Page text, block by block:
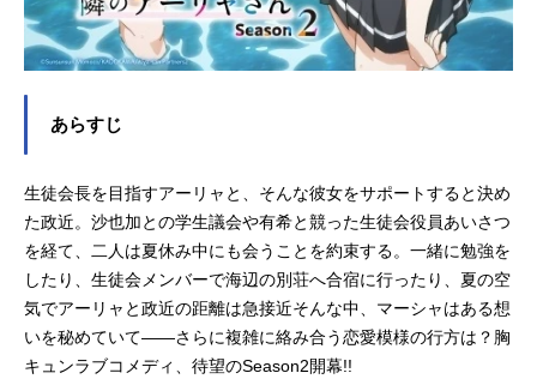
あらすじ
生徒会長を目指すアーリャと、そんな彼女をサポートすると決め
た政近。沙也加との学生議会や有希と競った生徒会役員あいさつ
を経て、二人は夏休み中にも会うことを約束する。一緒に勉強を
したり、生徒会メンバーで海辺の別荘へ合宿に行ったり、夏の空
気でアーリャと政近の距離は急接近そんな中、マーシャはある想
いを秘めていて——さらに複雑に絡み合う恋愛模様の行方は？胸
キュンラブコメディ、待望のSeason2開幕!!